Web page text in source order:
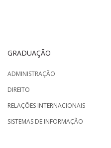
GRADUAÇÃO
ADMINISTRAÇÃO
DIREITO
RELAÇÕES INTERNACIONAIS
SISTEMAS DE INFORMAÇÃO